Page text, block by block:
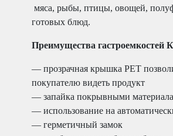
мяса, рыбы, птицы, овощей,
готовых блюд.
Преимущества гастроемкостей
— прозрачная крышка РЕТ
покупателю видеть продукт
— запайка покрывными
— использование на
— герметичный замок